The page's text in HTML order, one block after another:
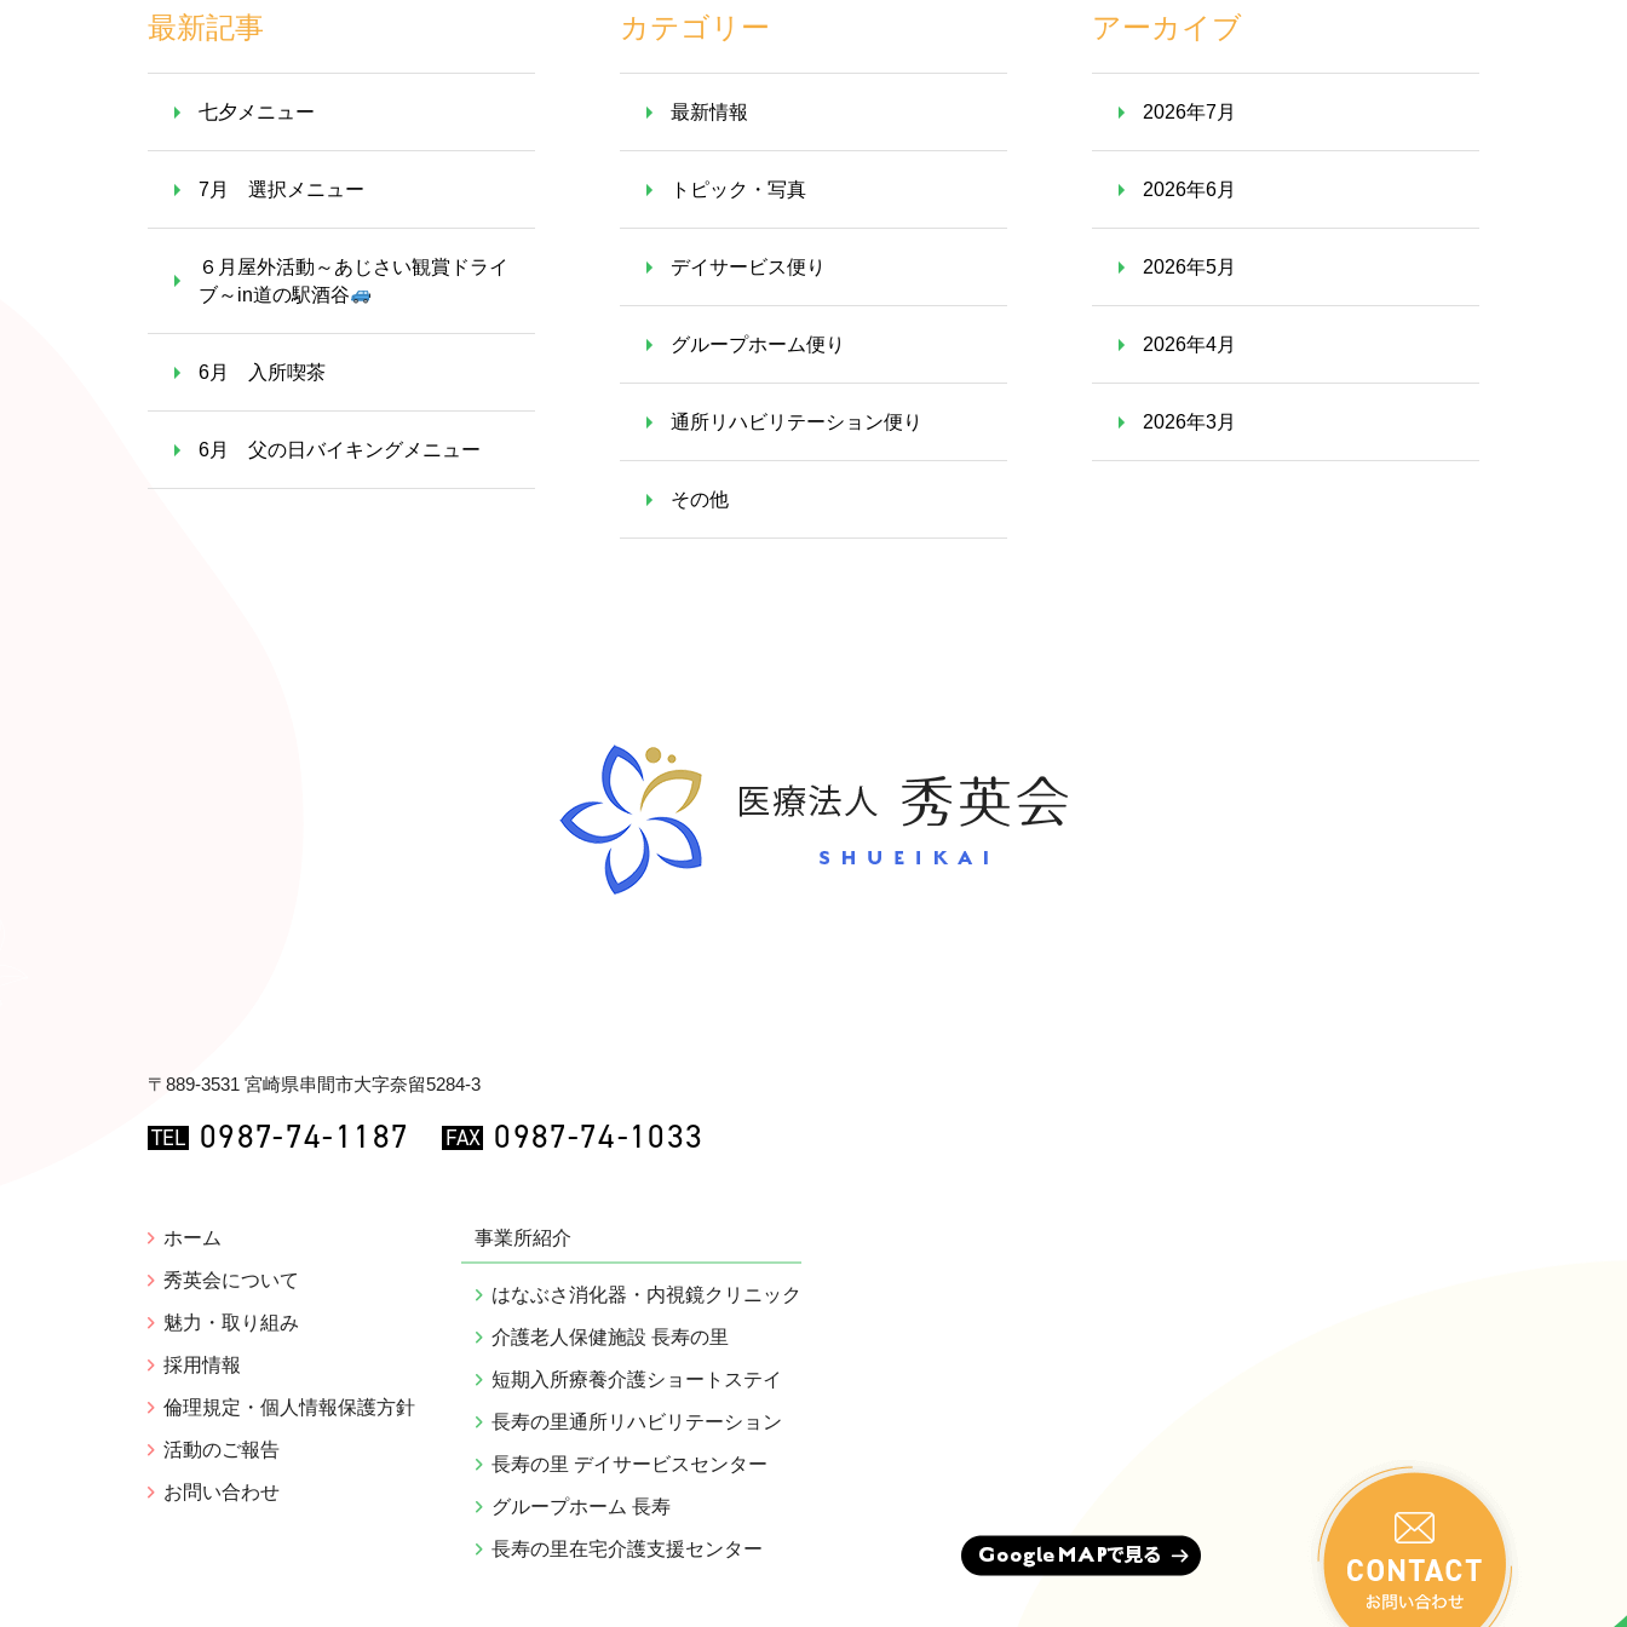
最新記事
七夕メニュー
7月 選択メニュー
６月屋外活動～あじさい観賞ドライ
ブ～in道の駅酒谷
6月 入所喫茶
6月 父の日バイキングメニュー
カテゴリー
最新情報
トピック・写真
デイサービス便り
グループホーム便り
通所リハビリテーション便り
その他
アーカイブ
2026年7月
2026年6月
2026年5月
2026年4月
2026年3月
〒889-3531 宮崎県串間市大字奈留5284-3
TEL 0987-74-1187 FAX 0987-74-1033
ホーム
秀英会について
魅力・取り組み
採用情報
倫理規定・個人情報保護方針
活動のご報告
お問い合わせ
事業所紹介
はなぶさ消化器・内視鏡クリニック
介護老人保健施設 長寿の里
短期入所療養介護ショートステイ
長寿の里通所リハビリテーション
長寿の里 デイサービスセンター
グループホーム 長寿
長寿の里在宅介護支援センター